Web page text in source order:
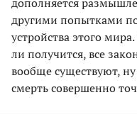
другими попытками
устройства этого
ли получится, все
вообще существуют,
смерть совершенно